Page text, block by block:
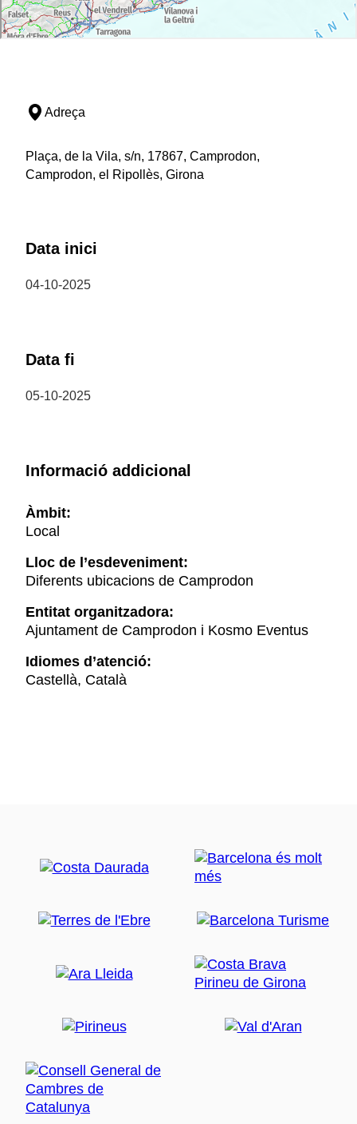
Adreça
Plaça, de la Vila, s/n, 17867, Camprodon,
Camprodon, el Ripollès, Girona
Data inici
04-10-2025
Data fi
05-10-2025
Informació addicional
Àmbit:
Local
Lloc de l’esdeveniment:
Diferents ubicacions de Camprodon
Entitat organitzadora:
Ajuntament de Camprodon i Kosmo Eventus
Idiomes d’atenció:
Castellà, Català